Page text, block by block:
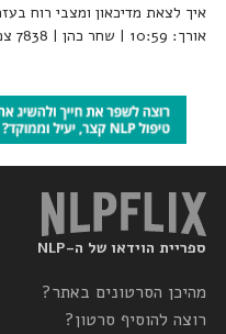
אורך: 10:59 | שחר כהן | 7838 צפיות
ספריית הוידאו של ה-NLP
מהיכן הסרטונים באתר?
רוצה להוסיף סרטון?